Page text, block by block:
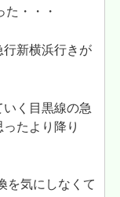
・・・
新横浜行きが
く目黒線の急
たより降り
を気にしなくて